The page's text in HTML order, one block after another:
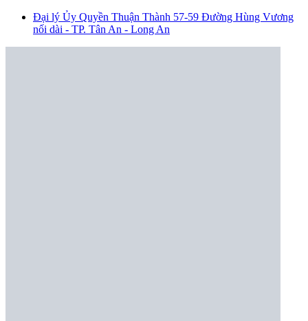
Đại lý Ủy Quyền Thuận Thành 57-59 Đường Hùng Vương
nối dài - TP. Tân An - Long An